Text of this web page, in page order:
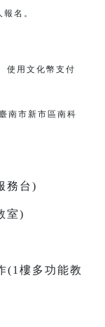
報名。
使用文化幣支付
南市新市區南科
務台)
室)
(1樓多功能教